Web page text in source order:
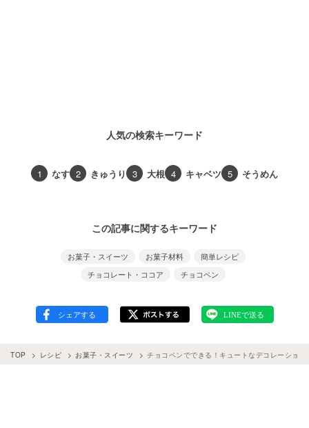
人気の検索キーワード
1 なす 2 きゅうり 3 大根 4 キャベツ 5 そうめん
この記事に関するキーワード
お菓子・スイーツ お菓子材料
簡単レシピ
チョコレート・ココア
チョコペン
TOP レシピ お菓子・スイーツ チョコペンでできる！キュートなデコレーショ